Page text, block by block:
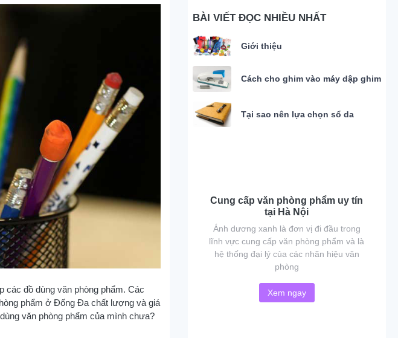
đồ dùng văn phòng phẩm. Các
phẩm ở Đống Đa chất lượng và giá
văn phòng phẩm của mình chưa?
BÀI VIẾT ĐỌC NHIỀU NHẤT
Giới thiệu
Cách cho ghim vào máy dập ghim
Tại sao nên lựa chọn sổ da
Cung cấp văn phòng phẩm uy tín
tại Hà Nội
Ánh dương xanh là đơn vị đi đầu trong
lĩnh vực cung cấp văn phòng phẩm và là
hệ thống đại lý của các nhãn hiệu văn
phòng
Xem ngay